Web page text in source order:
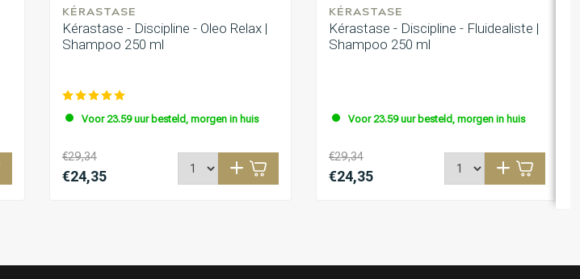
KÉRASTASE
Kérastase - Discipline - Oleo Relax |
Shampoo 250 ml
Voor 23.59 uur besteld, morgen in huis
€29,34
€24,35
KÉRASTASE
Kérastase - Discipline - Fluidealiste |
Shampoo 250 ml
Voor 23.59 uur besteld, morgen in huis
€29,34
€24,35